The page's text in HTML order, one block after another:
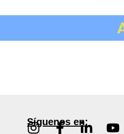
Síguenos en: